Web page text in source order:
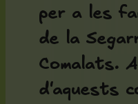
per a les
de la
Comalats.
d'aquests